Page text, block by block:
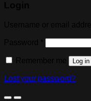
Log in
Lost your password?